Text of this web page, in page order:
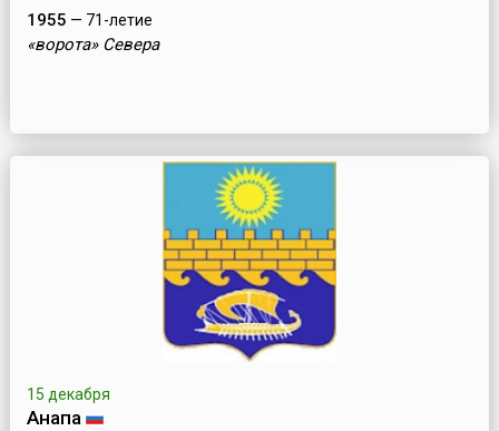
1955 — 71-летие
«ворота» Севера
15 декабря
Анапа